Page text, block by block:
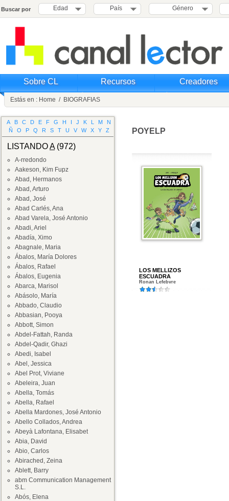
Buscar por Edad País Género
Sobre CL Recursos Creadores
Estás en : Home / BIOGRAFIAS
A B C D E F G H I J K L M
N
Ñ
O P Q R S T U V W X Y Z
LISTANDOA(972)
A-rredondo
Aakeson, Kim Fupz
Abad, Hermanos
Abad, Arturo
Abad, José
Abad Carlés, Ana
Abad Varela, José Antonio
Abadi, Ariel
Abadía, Ximo
Abagnale, Maria
Ábalos, María Dolores
Ábalos, Rafael
Ábalos, Eugenia
Abarca, Marisol
Abásolo, María
Abbado, Claudio
Abbasian, Pooya
Abbott, Simon
Abdel-Fattah, Randa
Abdel-Qadir, Ghazi
Abedi, Isabel
Abel, Jessica
Abel Prot, Viviane
Abeleira, Juan
Abella, Tomás
Abella, Rafael
Abella Mardones, José Antonio
Abello Collados, Andrea
Abeyà Lafontana, Elisabet
Abia, David
Abio, Carlos
Abirached, Zeina
Ablett, Barry
abm Communication Management
S.L.
Abós, Elena
POYELP
LOS MELLIZOS
ESCUADRA
Ronan Lefebvre